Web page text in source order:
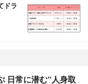
ドラ
日常に潜む“人身取